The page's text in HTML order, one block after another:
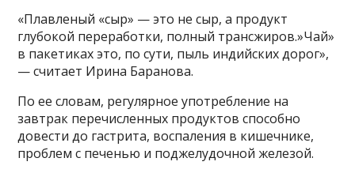
«Плавленый «сыр» — это не сыр, а продукт
глубокой переработки, полный трансжиров.»Чай»
в пакетиках это, по сути, пыль индийских дорог»,
— считает Ирина Баранова.
По ее словам, регулярное употребление на
завтрак перечисленных продуктов способно
довести до гастрита, воспаления в кишечнике,
проблем с печенью и поджелудочной железой.